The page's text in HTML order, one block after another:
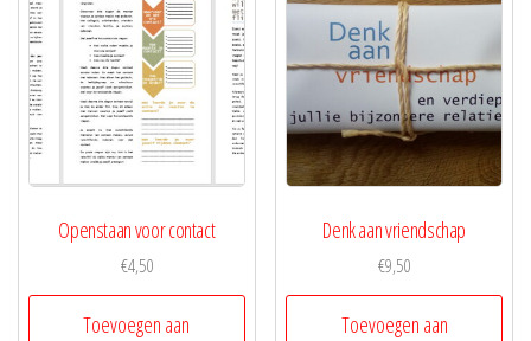
Openstaan voor contact
€4,50
Toevoegen aan
Denk aan vriendschap
€9,50
Toevoegen aan